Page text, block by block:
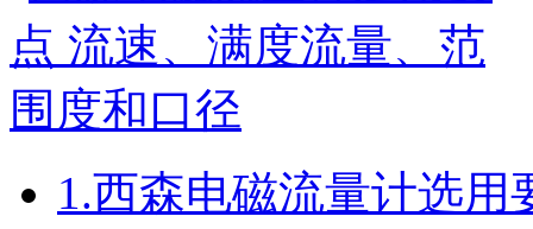
1.西森电磁流量计选用